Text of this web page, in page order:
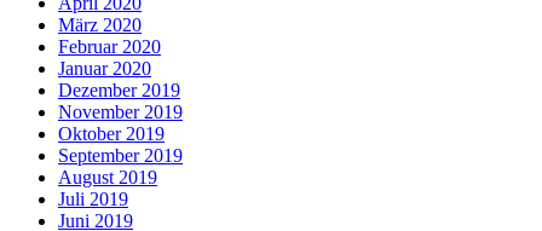
März 2020
Februar 2020
Januar 2020
Dezember 2019
November 2019
Oktober 2019
September 2019
August 2019
Juli 2019
Juni 2019